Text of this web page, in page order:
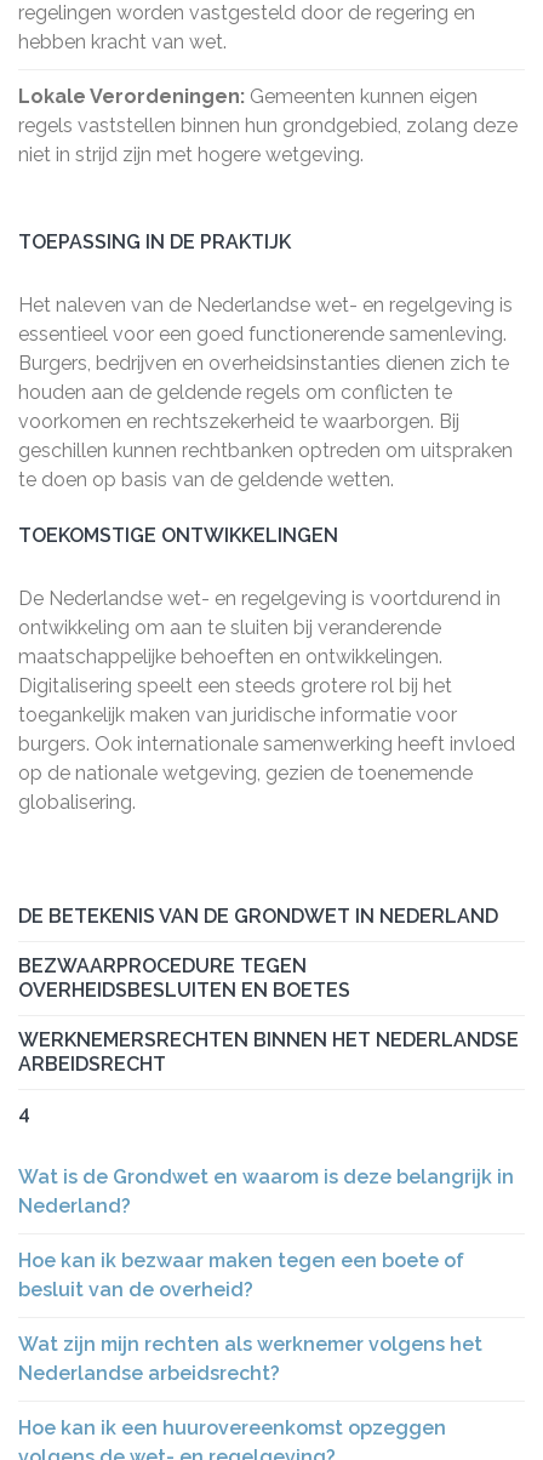
regelingen worden vastgesteld door de regering en
hebben kracht van wet.
Lokale Verordeningen: Gemeenten kunnen eigen
regels vaststellen binnen hun grondgebied, zolang deze
niet in strijd zijn met hogere wetgeving.
TOEPASSING IN DE PRAKTIJK
Het naleven van de Nederlandse wet- en regelgeving is
essentieel voor een goed functionerende samenleving.
Burgers, bedrijven en overheidsinstanties dienen zich te
houden aan de geldende regels om conflicten te
voorkomen en rechtszekerheid te waarborgen. Bij
geschillen kunnen rechtbanken optreden om uitspraken
te doen op basis van de geldende wetten.
TOEKOMSTIGE ONTWIKKELINGEN
De Nederlandse wet- en regelgeving is voortdurend in
ontwikkeling om aan te sluiten bij veranderende
maatschappelijke behoeften en ontwikkelingen.
Digitalisering speelt een steeds grotere rol bij het
toegankelijk maken van juridische informatie voor
burgers. Ook internationale samenwerking heeft invloed
op de nationale wetgeving, gezien de toenemende
globalisering.
DE BETEKENIS VAN DE GRONDWET IN NEDERLAND
BEZWAARPROCEDURE TEGEN
OVERHEIDSBESLUITEN EN BOETES
WERKNEMERSRECHTEN BINNEN HET NEDERLANDSE
ARBEIDSRECHT
4
Wat is de Grondwet en waarom is deze belangrijk in
Nederland?
Hoe kan ik bezwaar maken tegen een boete of
besluit van de overheid?
Wat zijn mijn rechten als werknemer volgens het
Nederlandse arbeidsrecht?
Hoe kan ik een huurovereenkomst opzeggen